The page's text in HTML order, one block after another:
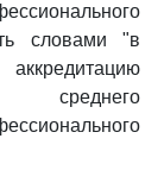
словами "в
среднего